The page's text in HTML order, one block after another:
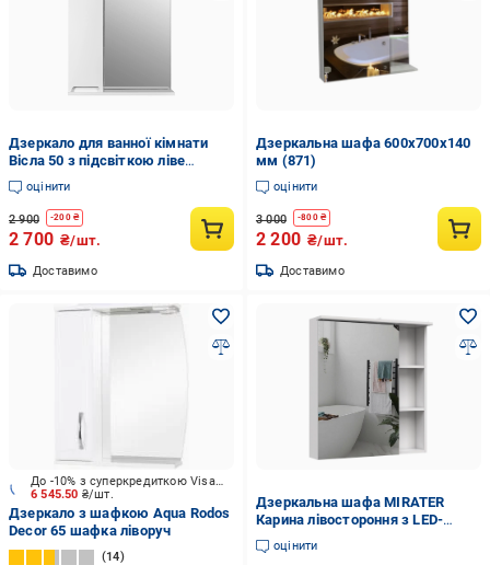
Дзеркало для ванної кімнати
Вісла 50 з підсвіткою ліве
(25566985)
оцінити
2 900 -200₴
2 700 ₴/шт.
Доставимо
Дзеркальна шафа 600х700х140
мм (871)
оцінити
3 000 -800₴
2 200 ₴/шт.
Доставимо
6 545.50 ₴/шт.
До -10% з суперкредиткою Visa Вигода
Дзеркало з шафкою Aqua Rodos
Decor 65 шафка ліворуч
14
Дзеркальна шафа MIRATER
Карина лівостороння з LED-
підсвічуванням 60 см (8166)
оцінити